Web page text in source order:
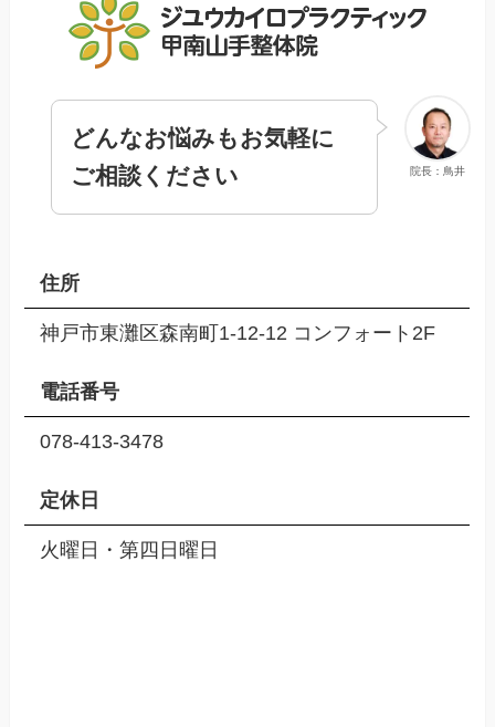
院長：鳥井
どんなお悩みもお気軽に
ご相談ください
住所
神戸市東灘区森南町1-12-12 コンフォート2F
電話番号
078-413-3478
定休日
火曜日・第四日曜日